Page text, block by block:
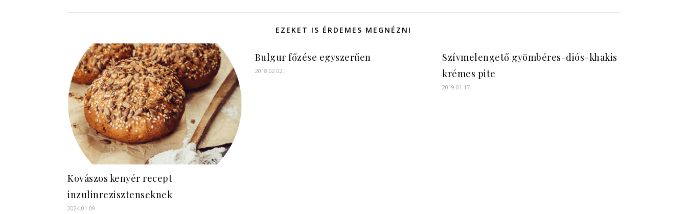
EZEKET IS ÉRDEMES MEGNÉZNI
Kovászos kenyér recept
inzulinrezisztenseknek
2024.01.09.
Bulgur főzése egyszerűen
2018.02.02.
Szívmelengető gyömbéres-diós-khakis
krémes pite
2019.01.17.